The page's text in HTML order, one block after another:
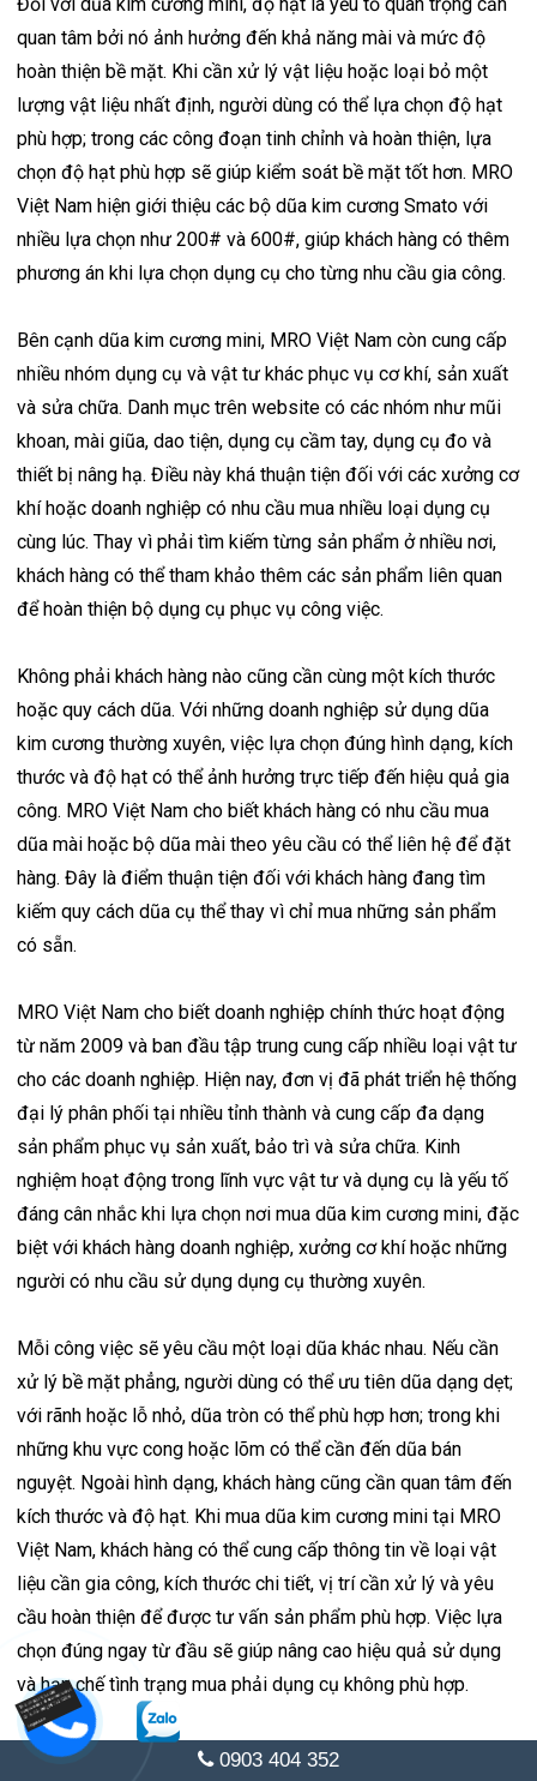
Đối với dũa kim cương mini, độ hạt là yếu tố quan trọng cần
quan tâm bởi nó ảnh hưởng đến khả năng mài và mức độ
hoàn thiện bề mặt. Khi cần xử lý vật liệu hoặc loại bỏ một
lượng vật liệu nhất định, người dùng có thể lựa chọn độ hạt
phù hợp; trong các công đoạn tinh chỉnh và hoàn thiện, lựa
chọn độ hạt phù hợp sẽ giúp kiểm soát bề mặt tốt hơn. MRO
Việt Nam hiện giới thiệu các bộ dũa kim cương Smato với
nhiều lựa chọn như 200# và 600#, giúp khách hàng có thêm
phương án khi lựa chọn dụng cụ cho từng nhu cầu gia công.
Bên cạnh dũa kim cương mini, MRO Việt Nam còn cung cấp
nhiều nhóm dụng cụ và vật tư khác phục vụ cơ khí, sản xuất
và sửa chữa. Danh mục trên website có các nhóm như mũi
khoan, mài giũa, dao tiện, dụng cụ cầm tay, dụng cụ đo và
thiết bị nâng hạ. Điều này khá thuận tiện đối với các xưởng cơ
khí hoặc doanh nghiệp có nhu cầu mua nhiều loại dụng cụ
cùng lúc. Thay vì phải tìm kiếm từng sản phẩm ở nhiều nơi,
khách hàng có thể tham khảo thêm các sản phẩm liên quan
để hoàn thiện bộ dụng cụ phục vụ công việc.
Không phải khách hàng nào cũng cần cùng một kích thước
hoặc quy cách dũa. Với những doanh nghiệp sử dụng dũa
kim cương thường xuyên, việc lựa chọn đúng hình dạng, kích
thước và độ hạt có thể ảnh hưởng trực tiếp đến hiệu quả gia
công. MRO Việt Nam cho biết khách hàng có nhu cầu mua
dũa mài hoặc bộ dũa mài theo yêu cầu có thể liên hệ để đặt
hàng. Đây là điểm thuận tiện đối với khách hàng đang tìm
kiếm quy cách dũa cụ thể thay vì chỉ mua những sản phẩm
có sẵn.
MRO Việt Nam cho biết doanh nghiệp chính thức hoạt động
từ năm 2009 và ban đầu tập trung cung cấp nhiều loại vật tư
cho các doanh nghiệp. Hiện nay, đơn vị đã phát triển hệ thống
đại lý phân phối tại nhiều tỉnh thành và cung cấp đa dạng
sản phẩm phục vụ sản xuất, bảo trì và sửa chữa. Kinh
nghiệm hoạt động trong lĩnh vực vật tư và dụng cụ là yếu tố
đáng cân nhắc khi lựa chọn nơi mua dũa kim cương mini, đặc
biệt với khách hàng doanh nghiệp, xưởng cơ khí hoặc những
người có nhu cầu sử dụng dụng cụ thường xuyên.
Mỗi công việc sẽ yêu cầu một loại dũa khác nhau. Nếu cần
xử lý bề mặt phẳng, người dùng có thể ưu tiên dũa dạng dẹt;
với rãnh hoặc lỗ nhỏ, dũa tròn có thể phù hợp hơn; trong khi
những khu vực cong hoặc lõm có thể cần đến dũa bán
nguyệt. Ngoài hình dạng, khách hàng cũng cần quan tâm đến
kích thước và độ hạt. Khi mua dũa kim cương mini tại MRO
Việt Nam, khách hàng có thể cung cấp thông tin về loại vật
liệu cần gia công, kích thước chi tiết, vị trí cần xử lý và yêu
cầu hoàn thiện để được tư vấn sản phẩm phù hợp. Việc lựa
chọn đúng ngay từ đầu sẽ giúp nâng cao hiệu quả sử dụng
và hạn chế tình trạng mua phải dụng cụ không phù hợp.
MRO Việt Nam công bố thông tin liên hệ và hệ thống phân
0903 404 352